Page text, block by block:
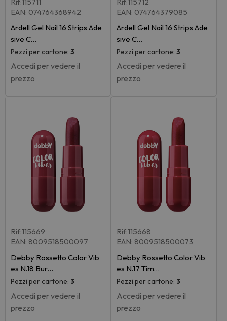
EAN: 074764368942
Ardell Gel Nail 16 Strips Ade
sive C…
Pezzi per cartone: 3
Accedi per vedere il
prezzo
EAN: 074764379085
Ardell Gel Nail 16 Strips Ade
sive C…
Pezzi per cartone: 3
Accedi per vedere il
prezzo
Rif:115669
EAN: 8009518500097
Debby Rossetto Color Vib
es N.18 Bur…
Pezzi per cartone: 3
Accedi per vedere il
prezzo
Rif:115668
EAN: 8009518500073
Debby Rossetto Color Vib
es N.17 Tim…
Pezzi per cartone: 3
Accedi per vedere il
prezzo